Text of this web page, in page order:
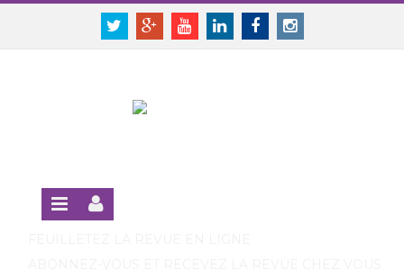
Panneau de gestion des cookies
TwitterGoogle+YoutubeLinkedinFacebookInstagram
SE CONNECTER